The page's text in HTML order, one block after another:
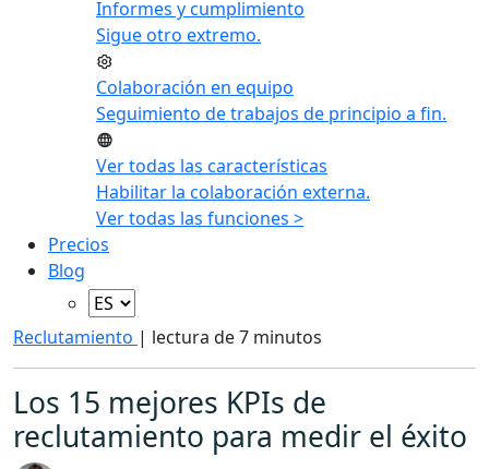
Informes y cumplimiento
Sigue otro extremo.
Colaboración en equipo
Seguimiento de trabajos de principio a fin.
Ver todas las características
Habilitar la colaboración externa.
Ver todas las funciones >
Precios
Blog
Reclutamiento | lectura de 7 minutos
Los 15 mejores KPIs de
reclutamiento para medir el éxito